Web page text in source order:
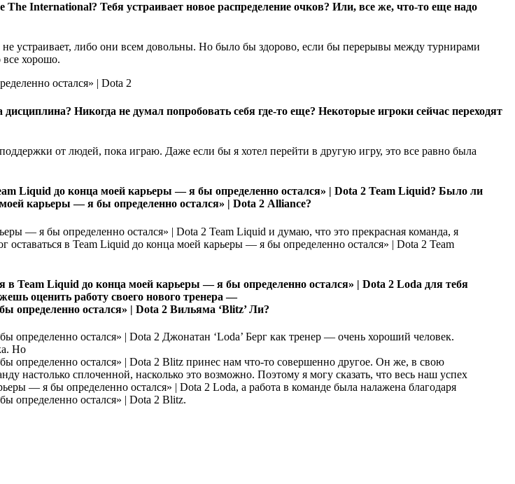
International? Тебя устраивает новое распределение очков? Или, все же, что-то еще надо
устраивает, либо они всем довольны. Но было бы здорово, если бы перерывы между турнирами
хорошо.
Никогда не думал попробовать себя где-то еще? Некоторые игроки сейчас переходят
от людей, пока играю. Даже если бы я хотел перейти в другую игру, это все равно была
Team Liquid? Было ли
Alliance?
Team Liquid и думаю, что это прекрасная команда, я
Team
Loda для тебя
оценить работу своего нового тренера —
Вильяма ‘Blitz’ Ли?
Джонатан ‘Loda’ Берг как тренер — очень хороший человек.
Но
Blitz принес нам что-то совершенно другое. Он же, в свою
настолько сплоченной, насколько это возможно. Поэтому я могу сказать, что весь наш успех
Loda, а работа в команде была налажена благодаря
Blitz.